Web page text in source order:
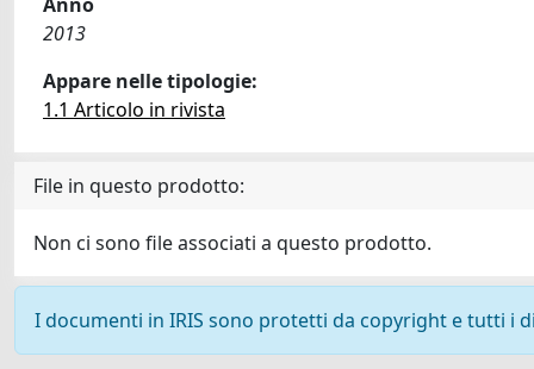
2013
Appare nelle tipologie:
1.1 Articolo in rivista
File in questo prodotto:
Non ci sono file associati a questo prodotto.
I documenti in IRIS sono protetti da copyright e tutti i